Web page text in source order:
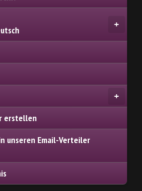
erstellen
unseren Email-Verteiler